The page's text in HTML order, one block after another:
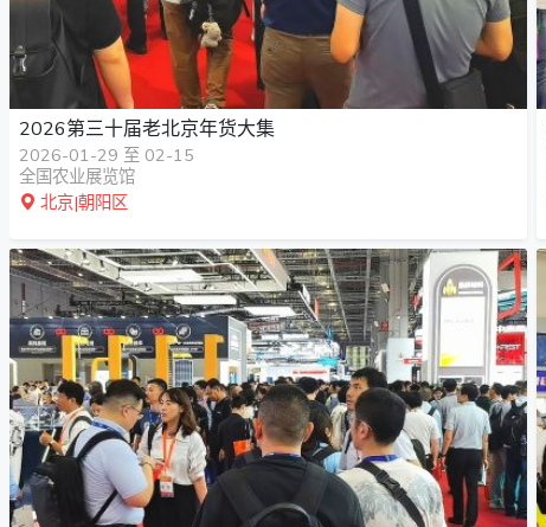
2026第三十届老北京年货大集
2026-01-29 至 02-15
全国农业展览馆
北京|朝阳区